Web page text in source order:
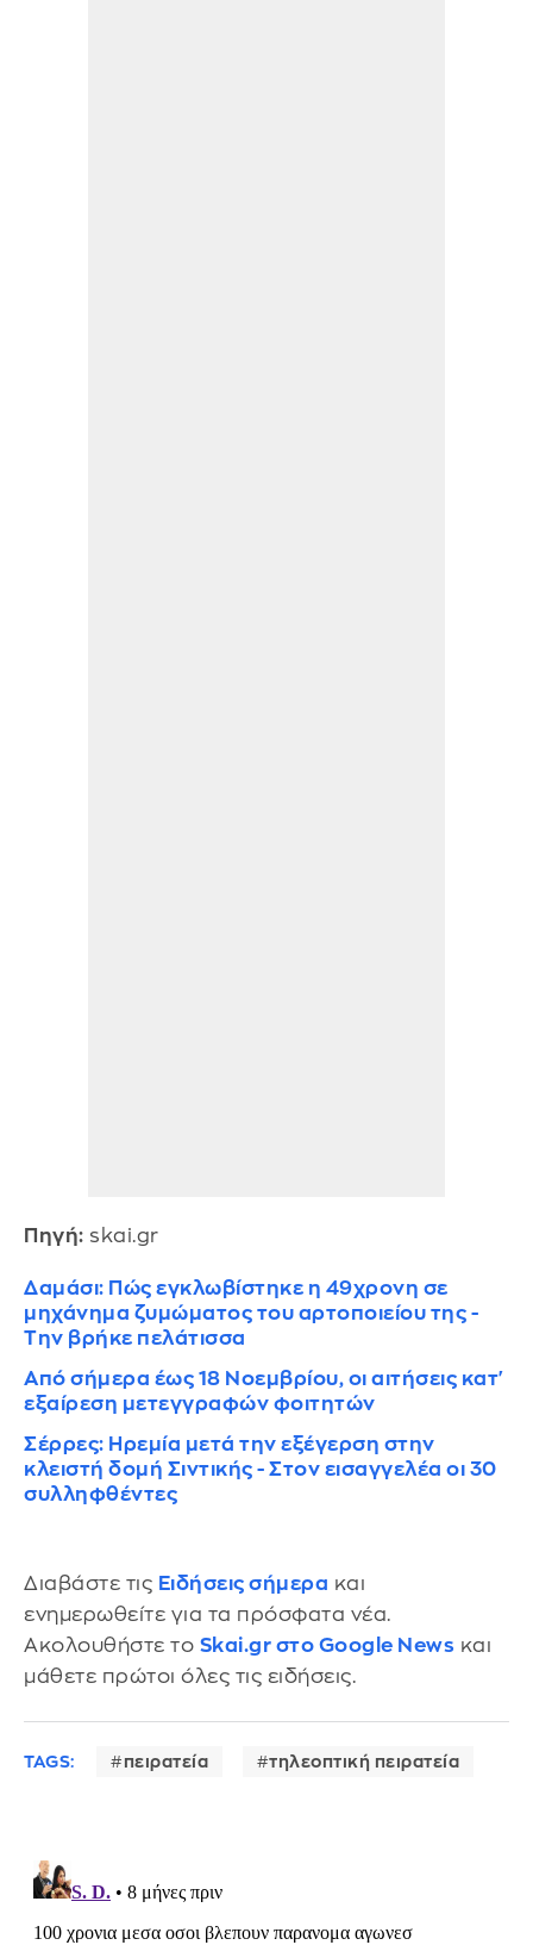
Πηγή: skai.gr
Δαμάσι: Πώς εγκλωβίστηκε η 49χρονη σε
μηχάνημα ζυμώματος του αρτοποιείου της -
Την βρήκε πελάτισσα
Από σήμερα έως 18 Νοεμβρίου, οι αιτήσεις κατ'
εξαίρεση μετεγγραφών φοιτητών
Σέρρες: Ηρεμία μετά την εξέγερση στην
κλειστή δομή Σιντικής - Στον εισαγγελέα οι 30
συλληφθέντες
Διαβάστε τις Ειδήσεις σήμερα και
ενημερωθείτε για τα πρόσφατα νέα.
Ακολουθήστε το Skai.gr στο Google News και
μάθετε πρώτοι όλες τις ειδήσεις.
TAGS: πειρατεία τηλεοπτική πειρατεία